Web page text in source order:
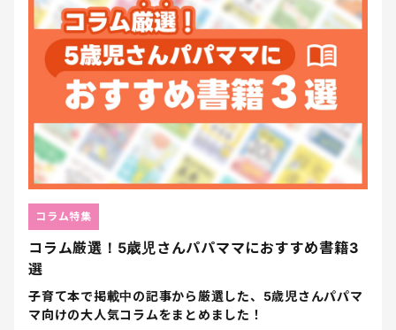
コラム厳選！5歳児さんパパママにおすすめ書籍3
選
子育て本で掲載中の記事から厳選した、5歳児さんパパマ
マ向けの大人気コラムをまとめました！
コラム特集